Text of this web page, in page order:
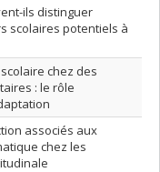
ils distinguer
scolaires potentiels à
chez des
: le rôle
associés aux
chez les